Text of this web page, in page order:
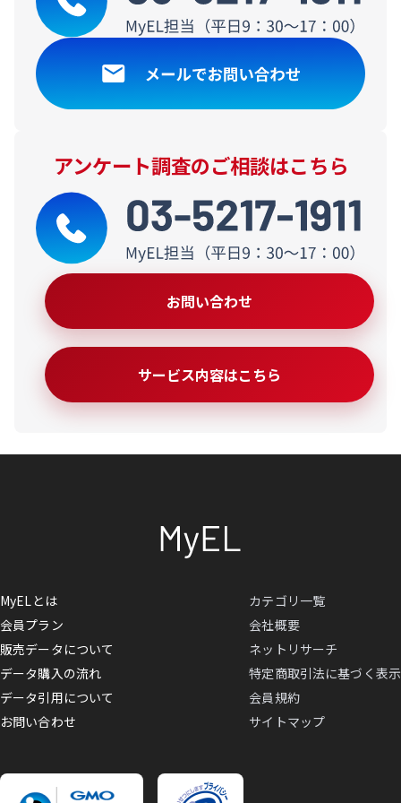
アンケート調査のご相談はこちら
お問い合わせ
サービス内容はこちら
MyELとは
会員プラン
販売データについて
データ購入の流れ
データ引用について
お問い合わせ
カテゴリ一覧
会社概要
ネットリサーチ
特定商取引法に基づく表示
会員規約
サイトマップ